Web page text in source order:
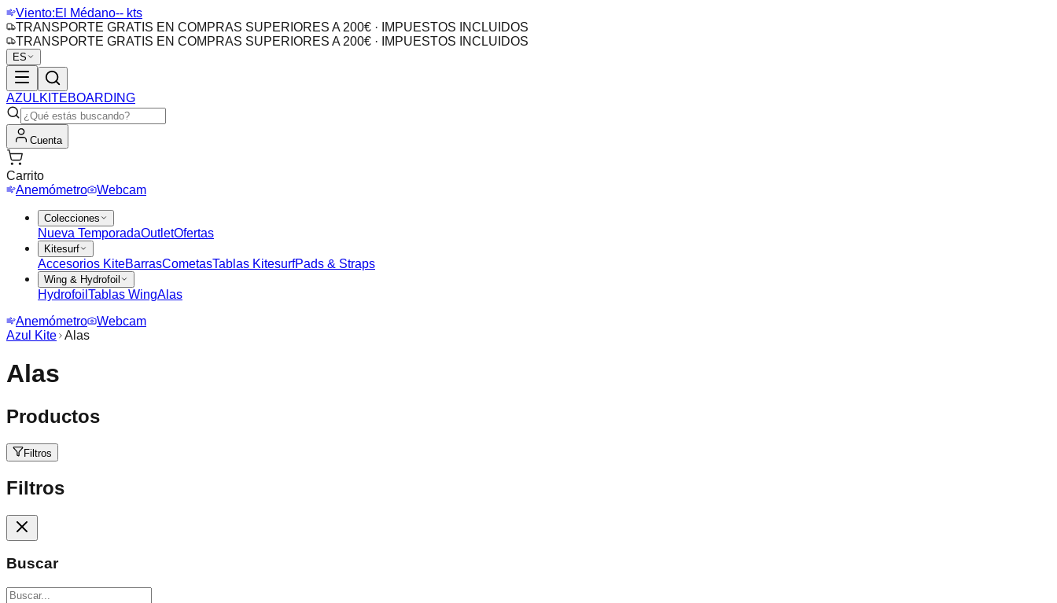
Viento:El Médano-- kts
TRANSPORTE GRATIS EN COMPRAS SUPERIORES A 200€ · IMPUESTOS INCLUIDOS
TRANSPORTE GRATIS EN COMPRAS SUPERIORES A 200€ · IMPUESTOS INCLUIDOS
ES
AZULKITEBOARDING
Cuenta
Carrito
Anemómetro
Webcam
Colecciones
Nueva TemporadaOutletOfertas
Kitesurf
Accesorios KiteBarrasCometasTablas KitesurfPads & Straps
Wing & Hydrofoil
Hydrofoil Tablas WingAlas
Anemómetro
Webcam
Azul Kite Alas
Alas
Productos
Filtros
Filtros
Buscar